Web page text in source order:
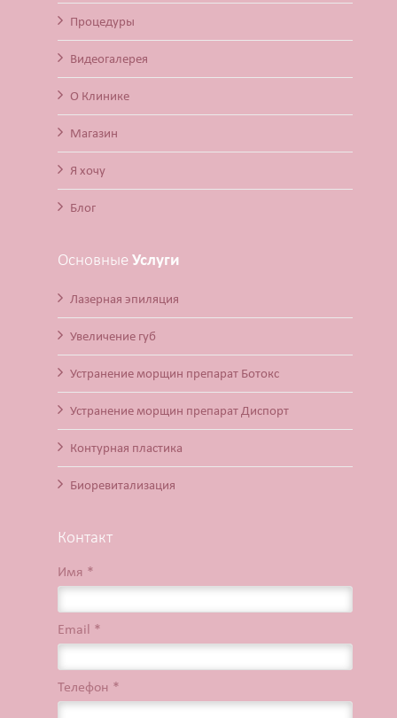
Процедуры
Видеогалерея
О Клинике
Магазин
Я хочу
Блог
Основные Услуги
Лазерная эпиляция
Увеличение губ
Устранение морщин препарат Ботокс
Устранение морщин препарат Диспорт
Контурная пластика
Биоревитализация
Контакт
Имя *
Email *
Телефон *